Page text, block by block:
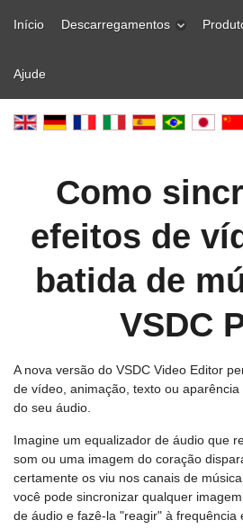
Início Descarregamentos
Ajude
Como
efeitos de
batida de
VSDC
A nova versão do VSDC Video Editor
de vídeo, animação, texto ou
do seu áudio.
Imagine um equalizador de áudio que
som ou uma imagem do coração
certamente os viu nos canais de
você pode sincronizar qualquer
de áudio e fazê-la "reagir" à frequência